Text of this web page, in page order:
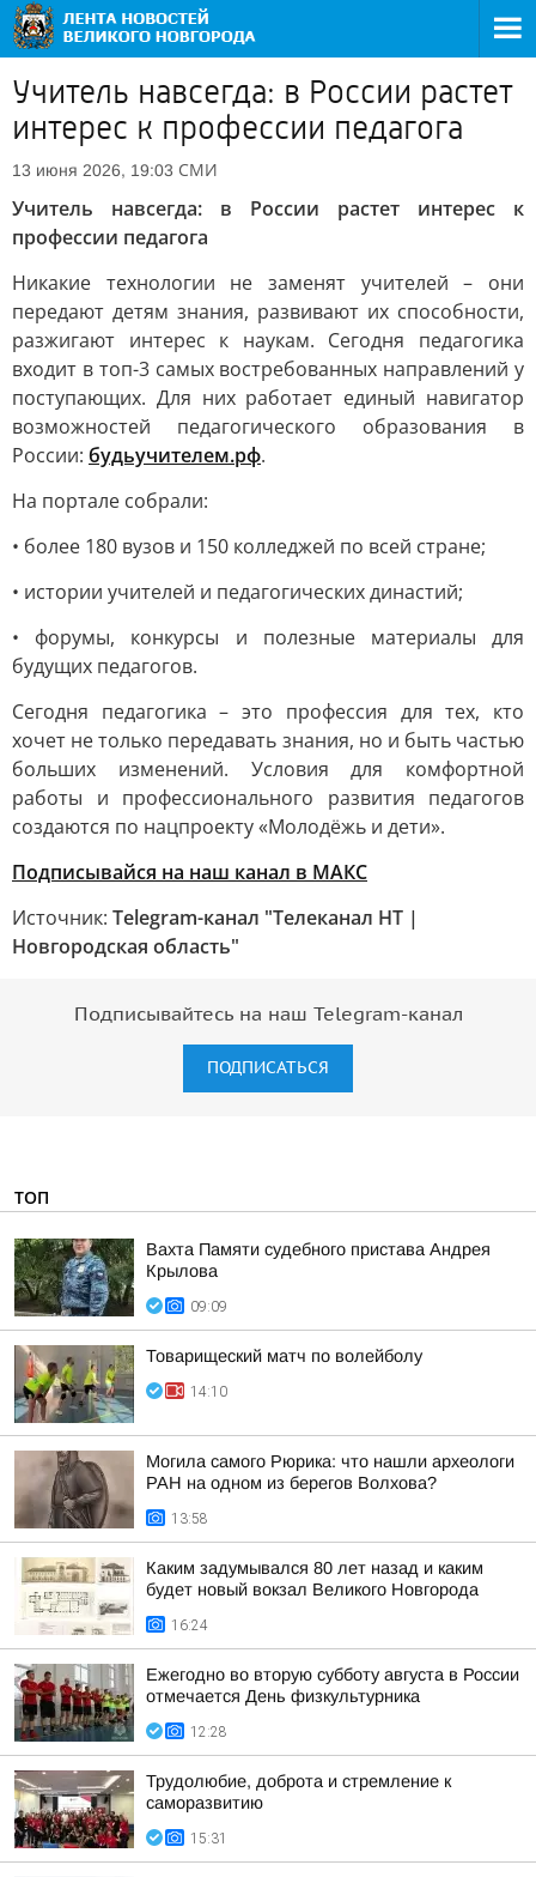
Учитель навсегда: в России растет
интерес к профессии педагога
13 июня 2026, 19:03 СМИ
Учитель навсегда: в России растет интерес к
профессии педагога
Никакие технологии не заменят учителей – они
передают детям знания, развивают их способности,
разжигают интерес к наукам. Сегодня педагогика
входит в топ-3 самых востребованных направлений у
поступающих. Для них работает единый навигатор
возможностей педагогического образования в
России: будьучителем.рф.
На портале собрали:
• более 180 вузов и 150 колледжей по всей стране;
• истории учителей и педагогических династий;
• форумы, конкурсы и полезные материалы для
будущих педагогов.
Сегодня педагогика – это профессия для тех, кто
хочет не только передавать знания, но и быть частью
больших изменений. Условия для комфортной
работы и профессионального развития педагогов
создаются по нацпроекту «Молодёжь и дети».
Подписывайся на наш канал в МАКС
Источник: Telegram-канал "Телеканал НТ |
Новгородская область"
Подписывайтесь на наш Telegram-канал
ПОДПИСАТЬСЯ
ТОП
Вахта Памяти судебного пристава Андрея
Крылова
09:09
Товарищеский матч по волейболу
14:10
Могила самого Рюрика: что нашли археологи
РАН на одном из берегов Волхова?
13:58
Каким задумывался 80 лет назад и каким
будет новый вокзал Великого Новгорода
16:24
Ежегодно во вторую субботу августа в России
отмечается День физкультурника
12:28
Трудолюбие, доброта и стремление к
саморазвитию
15:31